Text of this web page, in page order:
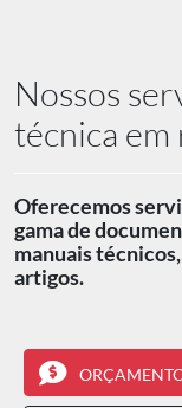
Nossos
técnica em
Oferecemos
gama de
manuais
artigos.